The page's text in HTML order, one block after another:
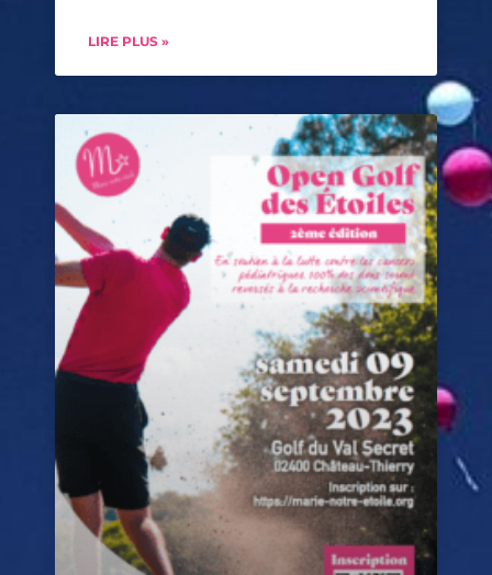
LIRE PLUS »